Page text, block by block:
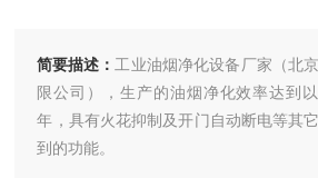
简要描述： 工业油烟净化设备厂家（北
限公司），生产的油烟净化效率达到
年，具有火花抑制及开门自动断电等其
到的功能。